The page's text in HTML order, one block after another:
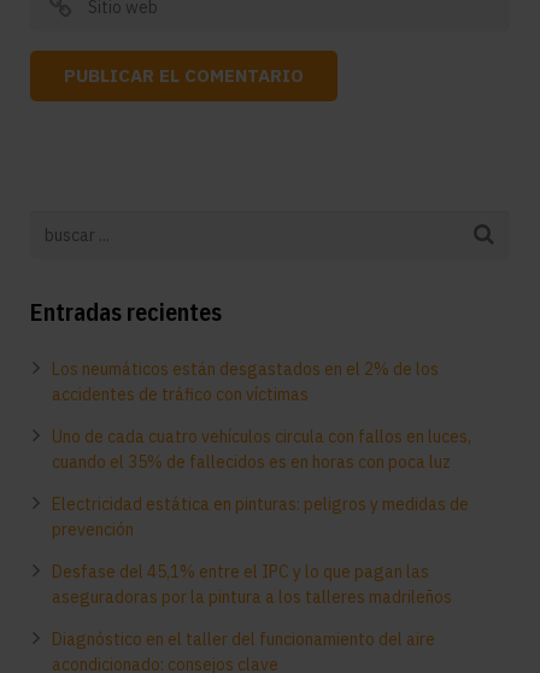
Entradas recientes
Los neumáticos están desgastados en el 2% de los
accidentes de tráfico con víctimas
Uno de cada cuatro vehículos circula con fallos en luces,
cuando el 35% de fallecidos es en horas con poca luz
Electricidad estática en pinturas: peligros y medidas de
prevención
Desfase del 45,1% entre el IPC y lo que pagan las
aseguradoras por la pintura a los talleres madrileños
Diagnóstico en el taller del funcionamiento del aire
acondicionado: consejos clave